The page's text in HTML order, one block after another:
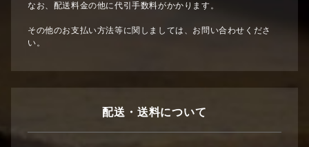
なお、配送料金の他に代引手数料がかかります。
その他のお支払い方法等に関しましては、お問い合わせくださ
い。
配送・送料について